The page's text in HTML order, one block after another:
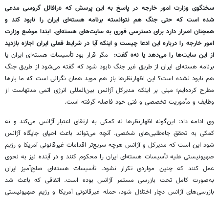
سخنگوی وزارت امور خارجه در پاسخ به این پرسش که «رافائل گروسی مدعی
شده است که حتی جنگ هم نتوانسته برنامه هسته‌ای ایران را نابود کند و
همچنان اصرار دارد برای دسترسی فوری به سایت‌های هسته‌ای. ابتدا موضع وزارت
امور خارجه را درباره این ادعا چیست و اینکه آیا در شرایط فعلی ایران اجازه بازدید
از این سایت‌ها را می‌دهد یا نه» گفت: مگر قرار بود تأسیسات هسته‌ای ایران یا
برنامه هسته‌ای ایران از طریق غیر جنگ نابود شود که گفته می‌شود از طریق جنگ
هم نابود نشده است؟ این اظهارنظرها باز هم موید همان نگرانی است که ما بارها
مطرح کرده‌ایم؛ مبنی بر اینکه مدیرکل آژانس بین‌المللی انرژی اتمی مدتهاست از
وظایف و مأموریت تخصصی و فنی خود فاصله گرفته است.
وی ادامه داد: این‌گونه اظهارنظرها نه کمکی به ارتقای اعتبار آژانس می‌کند و نه
کمکی به تحقق جاه‌طلبی‌های شخصی. آنچه می‌تواند باعث احیای جایگاه آژانس
شود این است که مدیرکل و آژانس هرچه سریع‌تر اقدامات غیرقانونی آمریکا و رژیم
صهیونیستی علیه تأسیسات هسته‌ای ایران را محکوم کنند و در آینده نیز به نحوی
عمل کنند که چنین مواردی تکرار نشود. تأسیسات هسته‌ای صلح‌آمیز ایران
به‌صورت کامل تحت بازرسی مستمر آژانس بوده است. اتفاقی که باعث شد
بازرسی‌های آژانس دچار اختلال شود، حمله غیرقانونی آمریکا و رژیم صهیونیستی